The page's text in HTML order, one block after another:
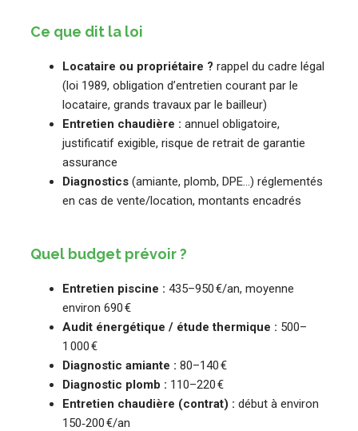
Ce que dit la loi
Locataire ou propriétaire ? rappel du cadre légal
(loi 1989, obligation d’entretien courant par le
locataire, grands travaux par le bailleur)
Entretien chaudière : annuel obligatoire,
justificatif exigible, risque de retrait de garantie
assurance
Diagnostics (amiante, plomb, DPE…) réglementés
en cas de vente/location, montants encadrés
Quel budget prévoir ?
Entretien piscine : 435–950 €/an, moyenne
environ 690 €
Audit énergétique / étude thermique : 500–
1 000 €
Diagnostic amiante : 80–140 €
Diagnostic plomb : 110–220 €
Entretien chaudière (contrat) : début à environ
150‑200 €/an